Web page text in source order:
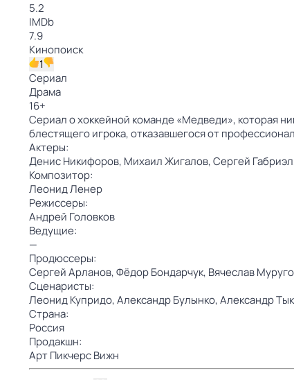
5.2
IMDb
7.9
Кинопоиск
1
Сериал
Драма
16+
Сериал о хоккейной команде «Медведи», которая
блестящего игрока, отказавшегося от
Актеры:
Денис Никифоров, Михаил Жигалов,Сергей
Композитор:
Леонид Ленер
Режиссеры:
Андрей Головков
Ведущие:
—
Продюссеры:
Сергей Арланов,Фёдор Бондарчук, Вячеслав
Сценаристы:
Леонид Купридо,Александр Булынко,Александр
Страна:
Россия
Продакшн:
Арт Пикчерс Вижн